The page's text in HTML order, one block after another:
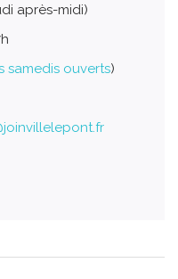
après-midi)
samedis ouverts)